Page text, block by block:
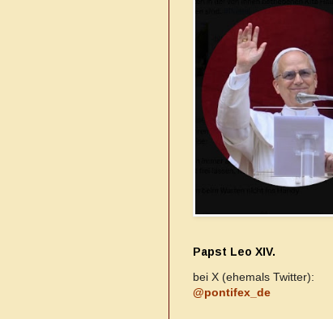
Papst Leo XIV.
bei X (ehemals Twitter):
@pontifex_de